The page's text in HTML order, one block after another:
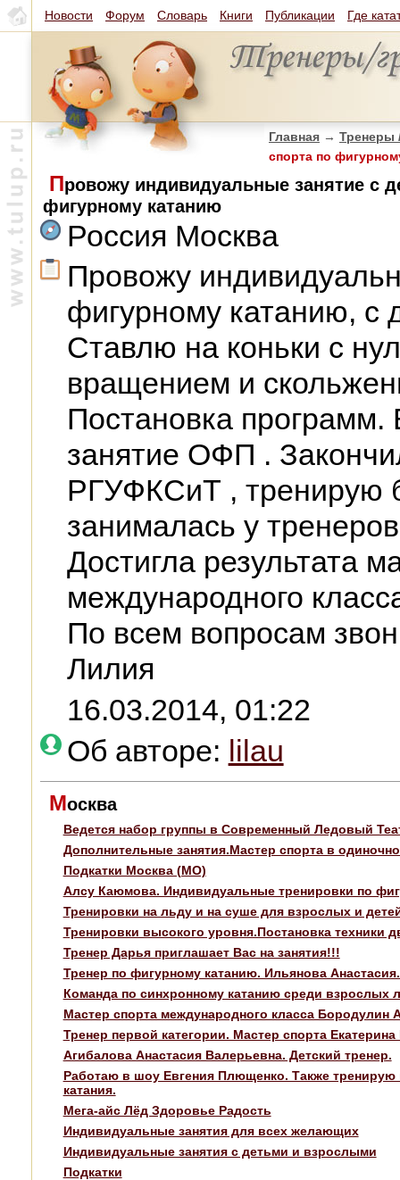
Новости Форум Словарь Книги Публикации Где
Главная → Тренеры
спорта по
Провожу индивидуальные занятие с
фигурному катанию
Россия Москва
Провожу
фигурному катанию, с
Ставлю на коньки с
вращением и
Постановка
занятие ОФП .
РГУФКСиТ , тренирую
занималась у
Достигла результата
международного
По всем вопросам
Лилия
16.03.2014, 01:22
Об авторе: lilau
Москва
Ведется набор группы в Современный Ледовый
Дополнительные занятия.Мастер спорта в
Подкатки Москва (МО)
Алсу Каюмова. Индивидуальные тренировки по
Тренировки на льду и на суше для взрослых и
Тренировки высокого уровня.Постановка техники
Тренер Дарья приглашает Вас на занятия!!!
Тренер по фигурному катанию. Ильянова
Команда по синхронному катанию среди взрослых
Мастер спорта международного класса Бородулин
Тренер первой категории. Мастер спорта
Агибалова Анастасия Валерьевна. Детский тренер.
Работаю в шоу Евгения Плющенко. Также тренирую
катания.
Мега-айс Лёд Здоровье Радость
Индивидуальные занятия для всех желающих
Индивидуальные занятия с детьми и взрослыми
Подкатки